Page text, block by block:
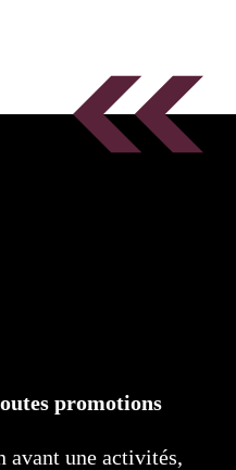
promotions
avant une activités,